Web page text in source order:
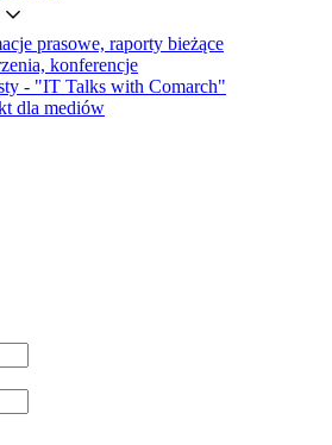
prasowe, raporty bieżące
konferencje
- "IT Talks with Comarch"
dla mediów